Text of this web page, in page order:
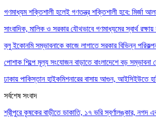
গণমাধ্যম শক্তিশালী হলেই গণতন্ত্র শক্তিশালী হবে: মির্জা
সাংবাদিক, মালিক ও সরকার যৌথভাবে গণমাধ্যমের স্বার্থ
ব্লু ইকোনমি সম্ভাবনাকে কাজে লাগাতে সরকার বিভিন্ন পরিকল্পনা
পোশাক শিল্পে মূল্য সংযোজন বাড়াতে বাংলাদেশে বড় সম্ভাবনা
ঢাকায় পাকিস্তান হাইকমিশনারের বাসায় আগুন, আইসিইউতে
সর্বশেষ সংবাদ
শ্রীপুরে কৃষকের বাড়ীতে ডাকাতি, ১৭ ভরি স্বর্ণালঙ্কার,